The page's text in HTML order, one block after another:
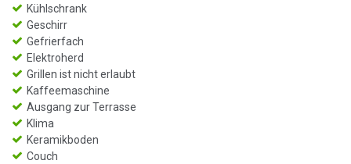
Kühlschrank
Geschirr
Gefrierfach
Elektroherd
Grillen ist nicht erlaubt
Kaffeemaschine
Ausgang zur Terrasse
Klima
Keramikboden
Couch